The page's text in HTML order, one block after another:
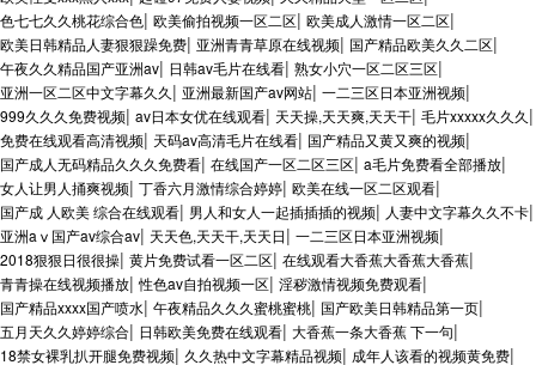
色七七久久桃花综合色| 欧美偷拍视频一区二区| 欧美成人激情一区二区|
欧美日韩精品人妻狠狠躁免费| 亚洲青青草原在线视频| 国产精品欧美久久二区|
午夜久久精品国产亚洲av| 日韩av毛片在线看| 熟女小穴一区二区三区|
亚洲一区二区中文字幕久久| 亚洲最新国产av网站| 一二三区日本亚洲视频|
999久久久免费视频| av日本女优在线观看| 天天操,天天爽,天天干| 毛片xxxxx久久久|
免费在线观看高清视频| 天码av高清毛片在线看| 国产精品又黄又爽的视频|
国产成人无码精品久久久免费看| 在线国产一区二区三区| a毛片免费看全部播放|
女人让男人捅爽视频| 丁香六月激情综合婷婷| 欧美在线一区二区观看|
国产成 人欧美 综合在线观看| 男人和女人一起插插插的视频| 人妻中文字幕久久不卡|
亚洲aⅴ国产av综合av| 天天色,天天干,天天日| 一二三区日本亚洲视频|
2018狠狠日很很操| 黄片免费试看一区二区| 在线观看大香蕉大香蕉大香蕉|
青青操在线视频播放|性色av自拍视频一区| 淫秽激情视频免费观看|
国产精品xxxx国产喷水| 午夜精品久久久蜜桃蜜桃| 国产欧美日韩精品第一页|
五月天久久婷婷综合| 日韩欧美免费在线观看| 大香蕉一条大香蕉 下一句|
18禁女裸乳扒开腿免费视频| 久久热中文字幕精品视频| 成年人该看的视频黄免费|